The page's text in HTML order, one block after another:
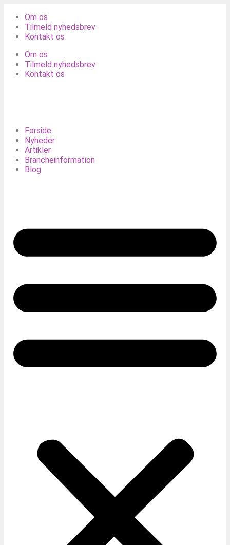
Om os
Tilmeld nyhedsbrev
Kontakt os
Om os
Tilmeld nyhedsbrev
Kontakt os
Forside
Nyheder
Artikler
Brancheinformation
Blog